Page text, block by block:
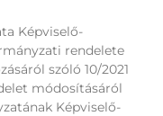
Képviselő-
rendelete
szóló 10/2021
módosításáról
Képviselő-